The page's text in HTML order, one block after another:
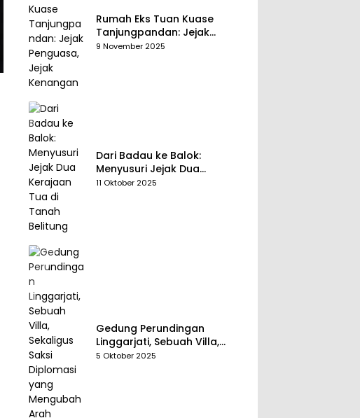
Rumah Eks Tuan Kuase
Tanjungpandan: Jejak
Penguasa, Jejak Kenangan
9 November 2025
Dari Badau ke Balok:
Menyusuri Jejak Dua
Kerajaan Tua di Tanah
11 Oktober 2025
Gedung Perundingan
Linggarjati, Sebuah Villa,
Sekaligus Saksi Diplomasi
5 Oktober 2025